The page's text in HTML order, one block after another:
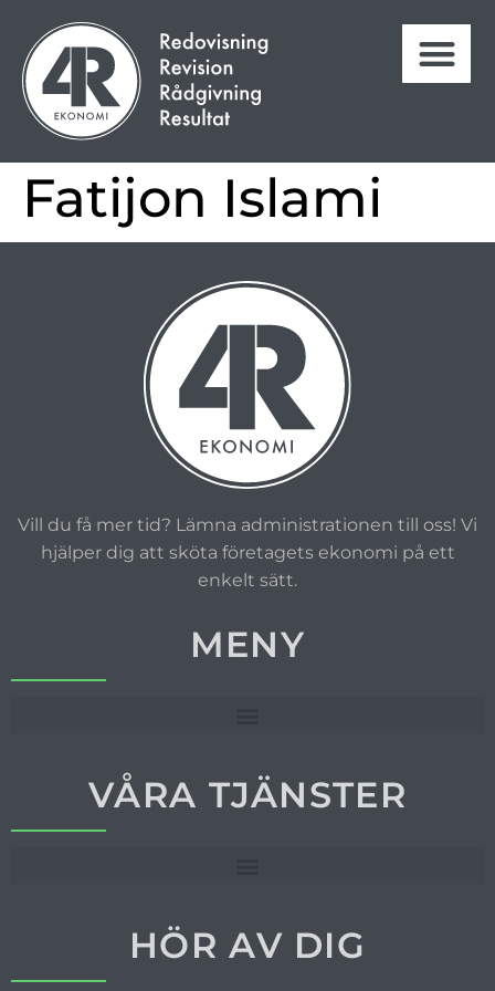
Fatijon Islami
Vill du få mer tid? Lämna administrationen till oss! Vi
hjälper dig att sköta företagets ekonomi på ett
enkelt sätt.
MENY
VÅRA TJÄNSTER
HÖR AV DIG